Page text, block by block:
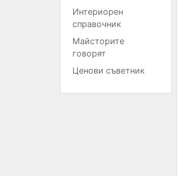
Интериорен
справочник
Майсторите
говорят
Ценови съветник